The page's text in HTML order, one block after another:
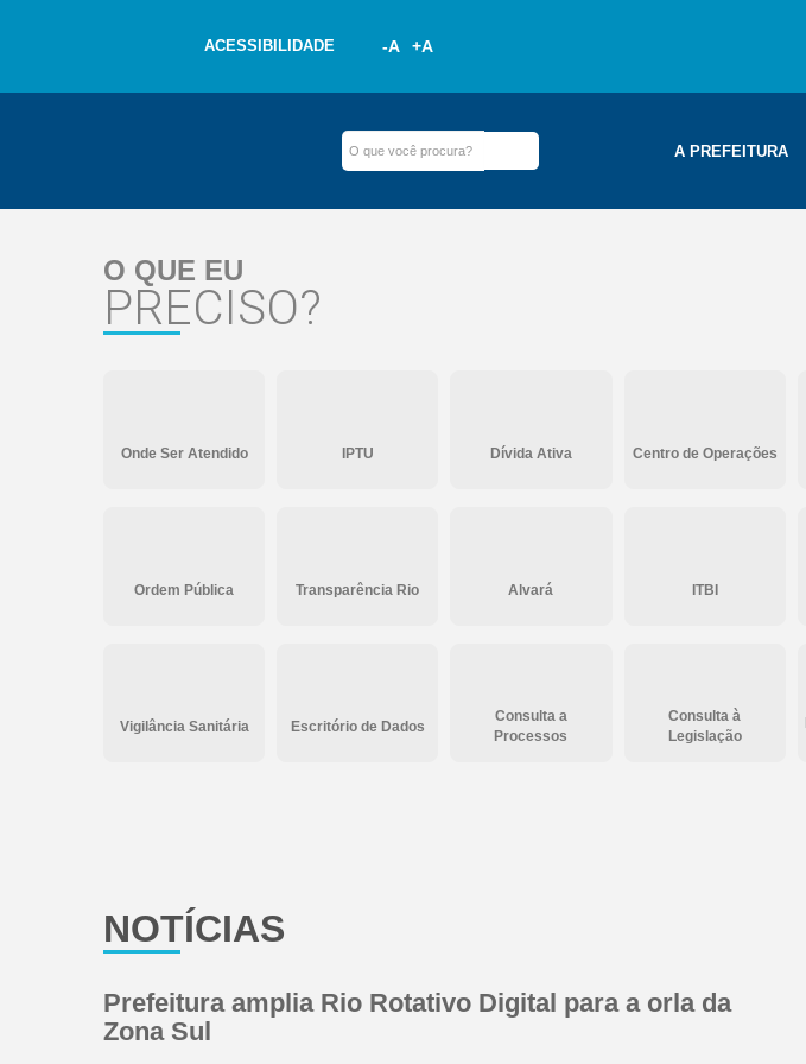
ACESSIBILIDADE -A +A
A PREFEITURA
O QUE EU
PRECISO?
Onde Ser Atendido IPTU Dívida Ativa Centro de Operações
Ordem Pública Transparência Rio Alvará ITBI
Vigilância Sanitária Escritório de Dados
Consulta a
Processos
Consulta à
Legislação
NOTÍCIAS
Prefeitura amplia Rio Rotativo Digital para a orla da
Zona Sul